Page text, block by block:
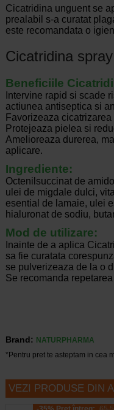
Cicatridina unguent se
prealabil s-a curatat
este recomandata o
Cicatridina spray
Beneficiile
Intervine rapid si scade
actiunea antiseptica si
Favorizeaza
Protejeaza pielea si
Amelioreaza durerea,
aplicare.
Ingrediente:
Octenilsuccinat de
ulei de migdale dulci,
esential de lamaie, ulei
hialuronat de sodiu,
Mod de utilizare:
Inainte de a aplica
sa fie curatata
se pulverizeaza de la o
Se recomanda
Brand: NATURPHARMA
*Pentru pret te asteptam in cea
VEZI PRODUSE DIN